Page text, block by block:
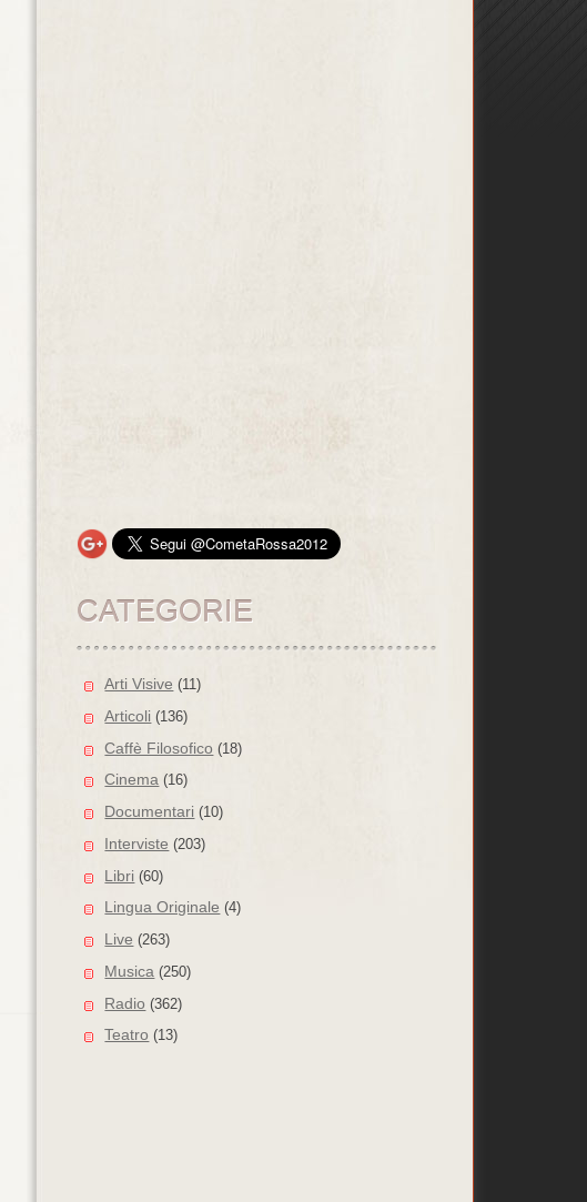
CATEGORIE
Arti Visive (11)
Articoli (136)
Caffè Filosofico (18)
Cinema (16)
Documentari (10)
Interviste (203)
Libri (60)
Lingua Originale (4)
Live (263)
Musica (250)
Radio (362)
Teatro (13)